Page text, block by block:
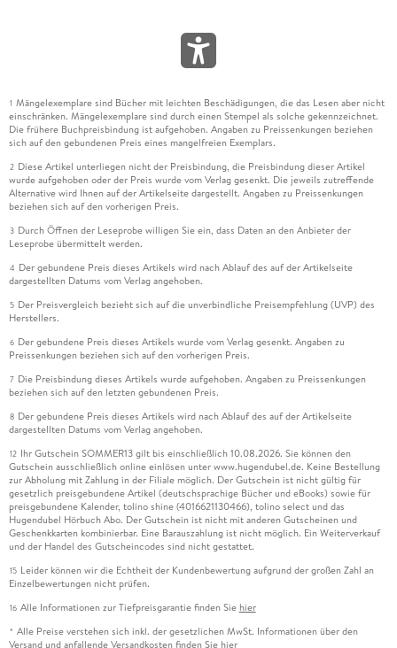
1 Mängelexemplare sind Bücher mit leichten Beschädigungen, die das Lesen aber nicht
einschränken. Mängelexemplare sind durch einen Stempel als solche gekennzeichnet.
Die frühere Buchpreisbindung ist aufgehoben. Angaben zu Preissenkungen beziehen
sich auf den gebundenen Preis eines mangelfreien Exemplars.
2 Diese Artikel unterliegen nicht der Preisbindung, die Preisbindung dieser Artikel
wurde aufgehoben oder der Preis wurde vom Verlag gesenkt. Die jeweils zutreffende
Alternative wird Ihnen auf der Artikelseite dargestellt. Angaben zu Preissenkungen
beziehen sich auf den vorherigen Preis.
3 Durch Öffnen der Leseprobe willigen Sie ein, dass Daten an den Anbieter der
Leseprobe übermittelt werden.
4 Der gebundene Preis dieses Artikels wird nach Ablauf des auf der Artikelseite
dargestellten Datums vom Verlag angehoben.
5 Der Preisvergleich bezieht sich auf die unverbindliche Preisempfehlung (UVP) des
Herstellers.
6 Der gebundene Preis dieses Artikels wurde vom Verlag gesenkt. Angaben zu
Preissenkungen beziehen sich auf den vorherigen Preis.
7 Die Preisbindung dieses Artikels wurde aufgehoben. Angaben zu Preissenkungen
beziehen sich auf den letzten gebundenen Preis.
8 Der gebundene Preis dieses Artikels wird nach Ablauf des auf der Artikelseite
dargestellten Datums vom Verlag angehoben.
12 Ihr Gutschein SOMMER13 gilt bis einschließlich 10.08.2026. Sie können den
Gutschein ausschließlich online einlösen unter www.hugendubel.de. Keine Bestellung
zur Abholung mit Zahlung in der Filiale möglich. Der Gutschein ist nicht gültig für
gesetzlich preisgebundene Artikel (deutschsprachige Bücher und eBooks) sowie für
preisgebundene Kalender, tolino shine (4016621130466), tolino select und das
Hugendubel Hörbuch Abo. Der Gutschein ist nicht mit anderen Gutscheinen und
Geschenkkarten kombinierbar. Eine Barauszahlung ist nicht möglich. Ein Weiterverkauf
und der Handel des Gutscheincodes sind nicht gestattet.
15 Leider können wir die Echtheit der Kundenbewertung aufgrund der großen Zahl an
Einzelbewertungen nicht prüfen.
16 Alle Informationen zur Tiefpreisgarantie finden Sie hier
* Alle Preise verstehen sich inkl. der gesetzlichen MwSt. Informationen über den
Versand und anfallende Versandkosten finden Sie hier